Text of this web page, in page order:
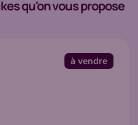
qu'on vous propose
à vendre